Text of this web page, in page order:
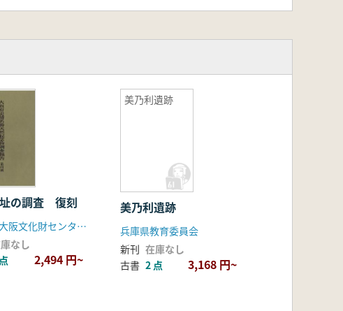
の調査 復刻
大阪府(大阪文化財センター)
なし
2,494 円~
美乃利遺跡
美乃利遺跡
兵庫県教育委員会
新刊 在庫なし
古書 2 点 3,168 円~